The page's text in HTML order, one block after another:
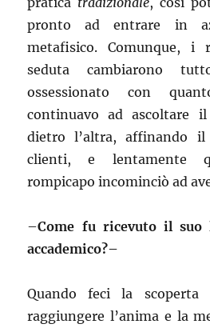
pronto ad entrare in
metafisico. Comunque, i
seduta cambiarono
ossessionato con
continuavo ad ascoltare
dietro l’altra, affinando
clienti, e lentamente
rompicapo incominciò ad
–Come fu ricevuto il suo
accademico?–
Quando feci la scoperta
raggiungere l’anima e la